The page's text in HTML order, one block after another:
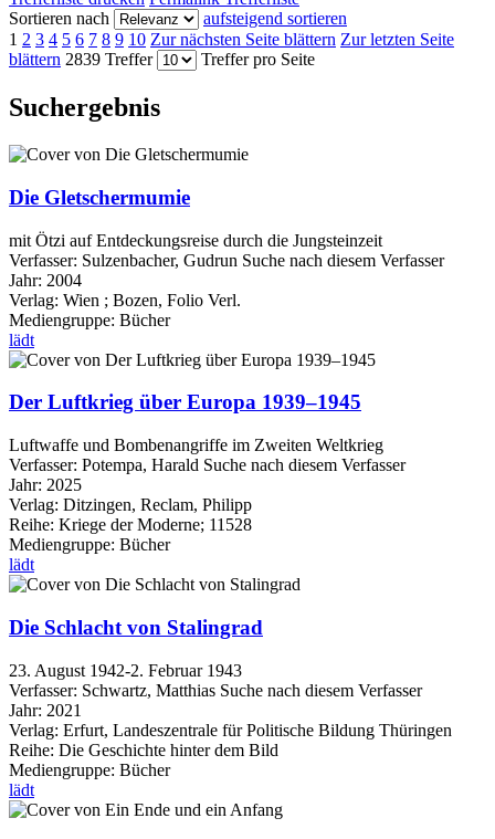
Sortieren nach
aufsteigend sortieren
1 2 3 4 5 6 7 8 9 10 Zur nächsten Seite blättern Zur letzten Seite
blättern 2839 Treffer Treffer pro Seite
Suchergebnis
Die Gletschermumie
mit Ötzi auf Entdeckungsreise durch die Jungsteinzeit
Verfasser: Sulzenbacher, Gudrun Suche nach diesem Verfasser
Jahr: 2004
Verlag: Wien ; Bozen, Folio Verl.
Mediengruppe: Bücher
lädt
Der Luftkrieg über Europa 1939–1945
Luftwaffe und Bombenangriffe im Zweiten Weltkrieg
Verfasser: Potempa, Harald Suche nach diesem Verfasser
Jahr: 2025
Verlag: Ditzingen, Reclam, Philipp
Reihe: Kriege der Moderne; 11528
Mediengruppe: Bücher
lädt
Die Schlacht von Stalingrad
23. August 1942-2. Februar 1943
Verfasser: Schwartz, Matthias Suche nach diesem Verfasser
Jahr: 2021
Verlag: Erfurt, Landeszentrale für Politische Bildung Thüringen
Reihe: Die Geschichte hinter dem Bild
Mediengruppe: Bücher
lädt